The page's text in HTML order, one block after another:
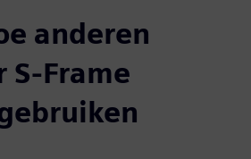
anderen
S-Frame